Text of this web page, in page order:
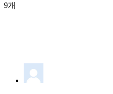
9개